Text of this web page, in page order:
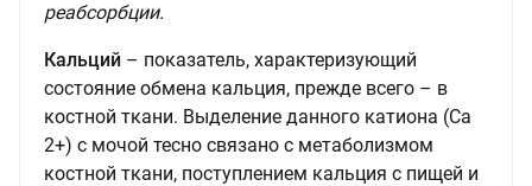
реабсорбции.
Кальций – показатель, характеризующий
состояние обмена кальция, прежде всего – в
костной ткани. Выделение данного катиона (Са
2+) с мочой тесно связано с метаболизмом
костной ткани, поступлением кальция с пищей и